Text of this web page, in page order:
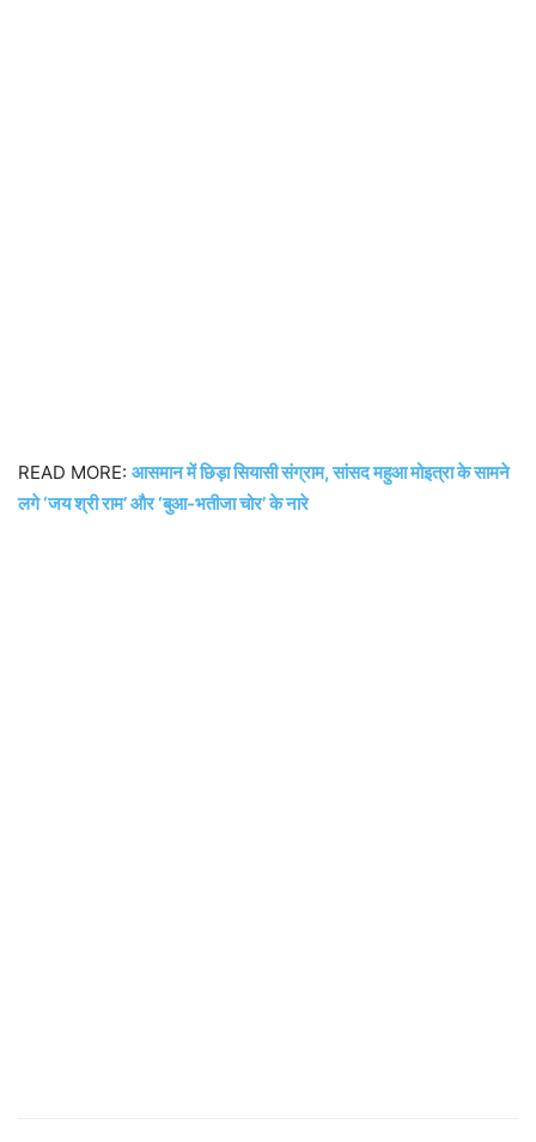
READ MORE: आसमान में छिड़ा सियासी संग्राम, सांसद महुआ मोइत्रा के सामने
लगे ‘जय श्री राम’ और ‘बुआ-भतीजा चोर’ के नारे